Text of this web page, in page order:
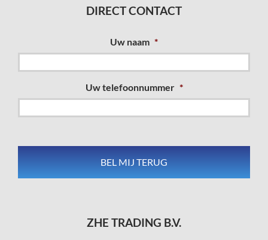
DIRECT CONTACT
Uw naam *
Uw telefoonnummer *
ZHE TRADING B.V.